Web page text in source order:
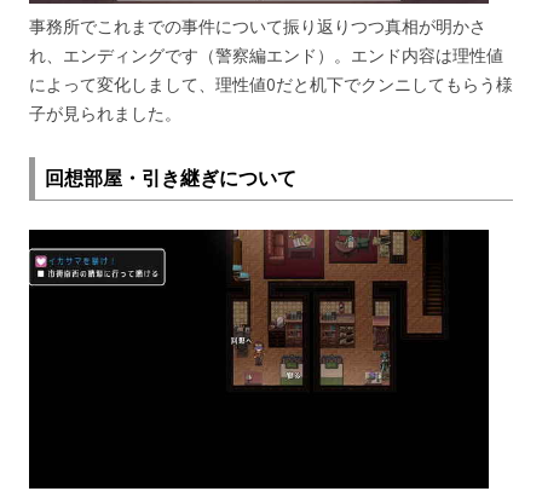
事務所でこれまでの事件について振り返りつつ真相が明かさ
れ、エンディングです（警察編エンド）。エンド内容は理性値
によって変化しまして、理性値0だと机下でクンニしてもらう様
子が見られました。
回想部屋・引き継ぎについて